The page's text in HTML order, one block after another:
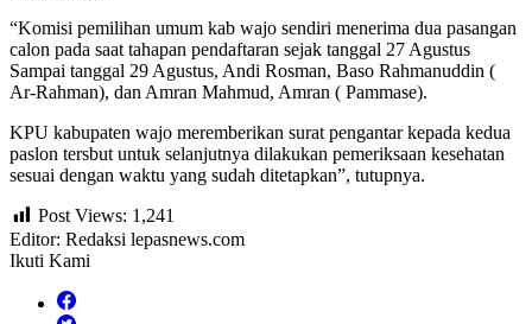
“Komisi pemilihan umum kab wajo sendiri menerima dua pasangan
calon pada saat tahapan pendaftaran sejak tanggal 27 Agustus
Sampai tanggal 29 Agustus, Andi Rosman, Baso Rahmanuddin (
Ar-Rahman), dan Amran Mahmud, Amran ( Pammase).
KPU kabupaten wajo meremberikan surat pengantar kepada kedua
paslon tersbut untuk selanjutnya dilakukan pemeriksaan kesehatan
sesuai dengan waktu yang sudah ditetapkan”, tutupnya.
Post Views: 1,241
Editor: Redaksi lepasnews.com
Ikuti Kami